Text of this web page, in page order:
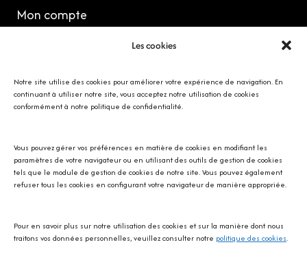
Les cookies
Notre site utilise des cookies pour améliorer votre expérience de navigation. En
continuant à utiliser notre site, vous acceptez notre utilisation de cookies
conformément à notre politique de confidentialité.
Vous pouvez gérer vos préférences en matière de cookies en modifiant les
paramètres de votre navigateur ou en utilisant des outils de gestion de cookies
tels que le module de gestion de cookies de notre site. Vous pouvez également
refuser tous les cookies en configurant votre navigateur de manière appropriée.
Pour en savoir plus sur notre utilisation des cookies et sur la manière dont nous
traitons vos données personnelles, veuillez consulter notre politique des cookies.
Mon compte
Avec SOS écureuil Provence